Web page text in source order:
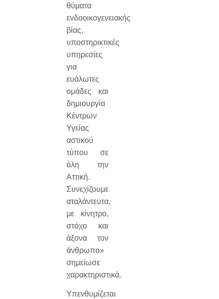
θύματα
ενδοοικογενειακής
βίας,
υποστηρικτικές
υπηρεσίες
για
ευάλωτες
ομάδες και
δημιουργία
Κέντρων
Υγείας
αστικού
τύπου σε
όλη την
Αττική.
Συνεχίζουμε
αταλάντευτα,
με κίνητρο,
στόχο και
άξονα τον
άνθρωπο»
σημείωσε
χαρακτηριστικά.
Υπενθυμίζεται